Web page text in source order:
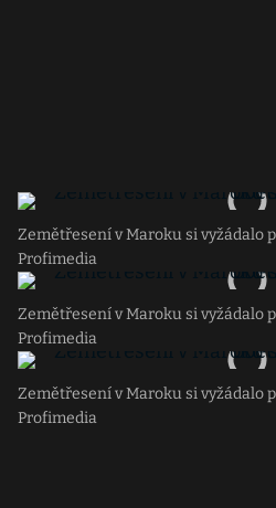
Zemětřesení v Maroku si vyžádalo
Profimedia
Zemětřesení v Maroku si vyžádalo
Profimedia
Zemětřesení v Maroku si vyžádalo
Profimedia